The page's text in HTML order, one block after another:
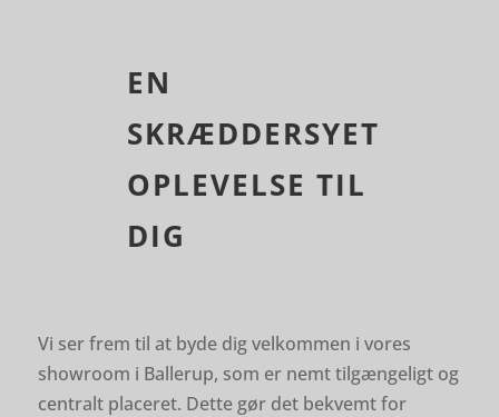
EN
SKRÆDDERSYET
OPLEVELSE TIL
DIG
Vi ser frem til at byde dig velkommen i vores
showroom i Ballerup, som er nemt tilgængeligt og
centralt placeret. Dette gør det bekvemt for